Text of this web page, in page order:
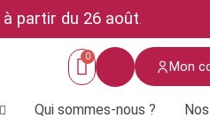
à partir du 26 août.
Mon
Qui sommes-nous ?